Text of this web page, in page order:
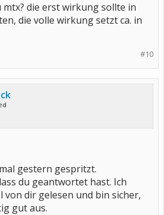
die erst wirkung sollte in
die volle wirkung setzt ca. in
#10
gestern gespritzt.
du geantwortet hast. Ich
von dir gelesen und bin sicher,
gut aus.